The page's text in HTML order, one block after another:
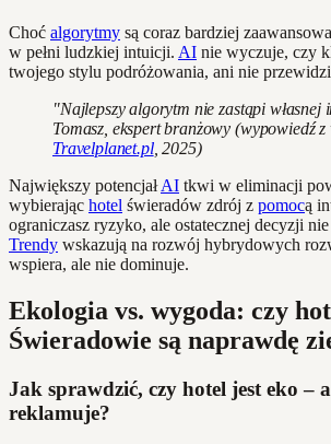
Choć algorytmy są coraz bardziej
w pełni ludzkiej intuicji. AI nie wyczuje, czy
twojego stylu podróżowania, ani nie przewidzi
"Najlepszy algorytm nie zastąpi
Tomasz, ekspert branżowy (wypowiedź
Travelplanet.pl, 2025)
Największy potencjałAI tkwi w eliminacji
wybierając hotel świeradów zdrój z pomocą
ograniczasz ryzyko, ale ostatecznej decyzji
Trendy wskazują na rozwój hybrydowych
wspiera, ale nie dominuje.
Ekologia vs. wygoda: czy
Świeradowie są naprawdę
Jak sprawdzić, czy hotel jest eko –
reklamuje?